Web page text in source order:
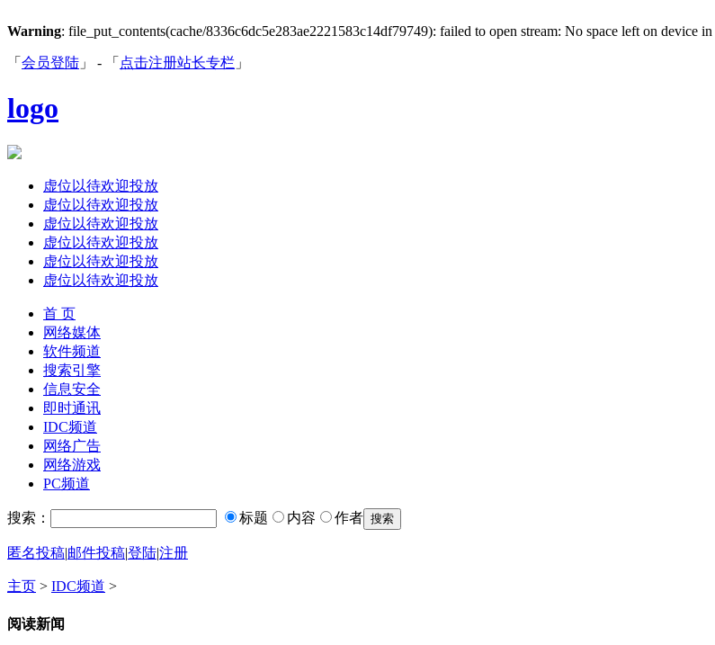
Warning: file_put_contents(cache/8336c6dc5e283ae2221583c14df79749): failed to open stream: No space left on device in
「 会员登陆 」 - 「 点击注册站长专栏 」
logo
虚位以待欢迎投放
虚位以待欢迎投放
虚位以待欢迎投放
虚位以待欢迎投放
虚位以待欢迎投放
虚位以待欢迎投放
首 页
网络媒体
软件频道
搜索引擎
信息安全
即时通讯
IDC频道
网络广告
网络游戏
PC频道
搜索： 标题 内容 作者
匿名投稿|邮件投稿|登陆|注册
主页 > IDC频道 >
阅读新闻